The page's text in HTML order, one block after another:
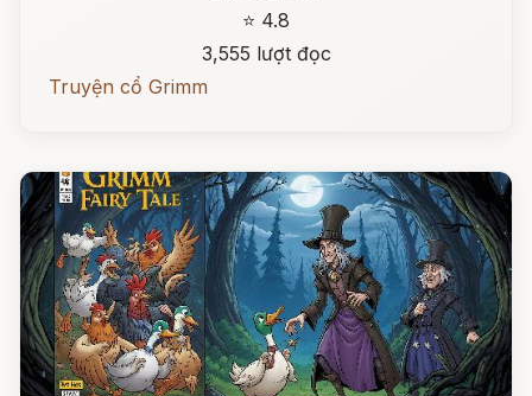
⭐ 4.8
3,555 lượt đọc
Truyện cổ Grimm